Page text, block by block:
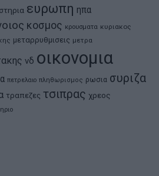
ευρωπη ηπα
κοσμος κρουσματα κυριακος
μεταρρυθμισεις μετρα
νδ οικονομια
πετρελαιο πληθωρισμος ρωσια συριζα
τραπεζες τσιπρας χρεος